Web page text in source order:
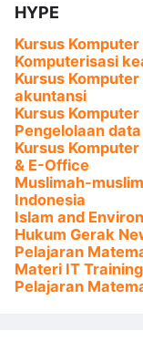
HYPE
Kursus
Komputerisasi
Kursus
akuntansi
Kursus
Pengelolaan
Kursus
& E-Office
Muslimah-
Indonesia
Islam and
Hukum Gerak
Pelajaran
Materi IT
Pelajaran